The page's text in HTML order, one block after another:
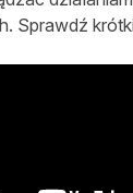
Sprawdź